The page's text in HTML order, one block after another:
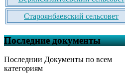
Староянбаевский сельсовет
Последние документы
Последнии Документы по всем
категориям